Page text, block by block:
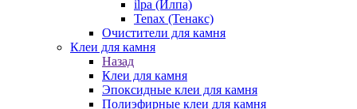
ilpa (Илпа)
Tenax (Тенакс)
Очистители для камня
Клеи для камня
Назад
Клеи для камня
Эпоксидные клеи для камня
Полиэфирные клеи для камня